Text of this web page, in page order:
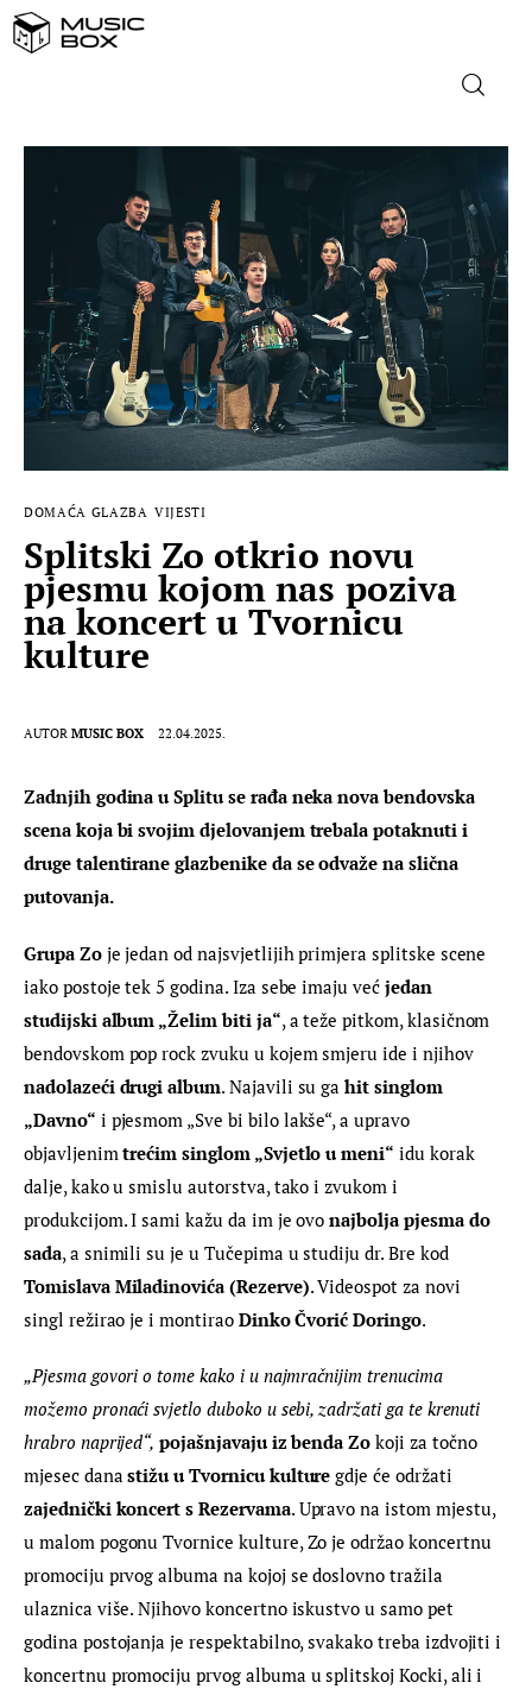
DOMAĆA GLAZBA
STRANA GLAZBA
FILM
MUSIC BOX
DOMAĆA GLAZBA VIJESTI
Splitski Zo otkrio novu
pjesmu kojom nas poziva
na koncert u Tvornicu
kulture
AUTOR MUSIC BOX 22.04.2025.
Zadnjih godina u Splitu se rađa neka nova bendovska
scena koja bi svojim djelovanjem trebala potaknuti i
druge talentirane glazbenike da se odvaže na slična
putovanja.
Grupa Zo je jedan od najsvjetlijih primjera splitske scene
iako postoje tek 5 godina. Iza sebe imaju već jedan
studijski album „Želim biti ja“, a teže pitkom, klasičnom
bendovskom pop rock zvuku u kojem smjeru ide i njihov
nadolazeći drugi album. Najavili su ga hit singlom
„Davno“ i pjesmom „Sve bi bilo lakše“, a upravo
objavljenim trećim singlom „Svjetlo u meni“ idu korak
dalje, kako u smislu autorstva, tako i zvukom i
produkcijom. I sami kažu da im je ovo najbolja pjesma do
sada, a snimili su je u Tučepima u studiju dr. Bre kod
Tomislava Miladinovića (Rezerve). Videospot za novi
singl režirao je i montirao Dinko Čvorić Doringo.
„Pjesma govori o tome kako i u najmračnijim trenucima
možemo pronaći svjetlo duboko u sebi, zadržati ga te krenuti
hrabro naprijed“, pojašnjavaju iz benda Zo koji za točno
mjesec dana stižu u Tvornicu kulture gdje će održati
zajednički koncert s Rezervama. Upravo na istom mjestu,
u malom pogonu Tvornice kulture, Zo je održao koncertnu
promociju prvog albuma na kojoj se doslovno tražila
ulaznica više. Njihovo koncertno iskustvo u samo pet
godina postojanja je respektabilno, svakako treba izdvojiti i
koncertnu promociju prvog albuma u splitskoj Kocki, ali i